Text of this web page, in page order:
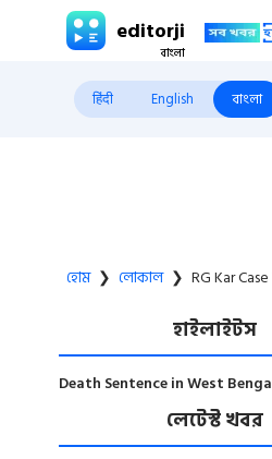
editorji
हिंदी English বাংলা
হোম ❯ লোকাল ❯ RG Kar
হাইলাইটস
Death Sentence in West
লেটেস্ট খবর